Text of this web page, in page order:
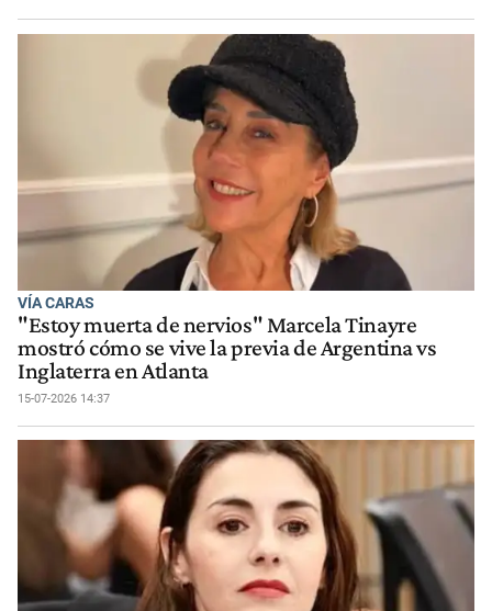
VÍA CARAS
"Estoy muerta de nervios" Marcela Tinayre
mostró cómo se vive la previa de Argentina vs
Inglaterra en Atlanta
15-07-2026 14:37